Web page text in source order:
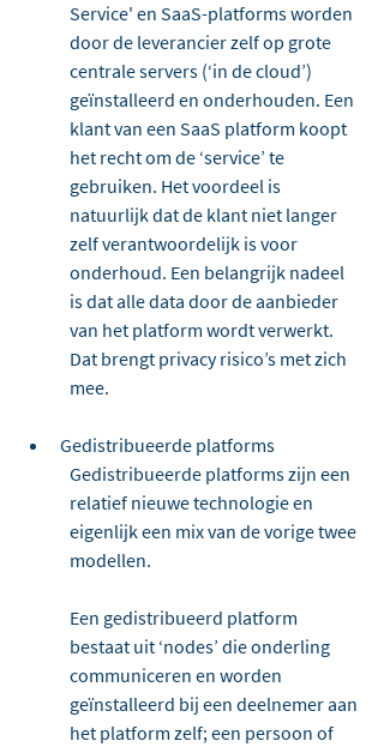
Service' en SaaS-platforms worden
door de leverancier zelf op grote
centrale servers (‘in de cloud’)
geïnstalleerd en onderhouden. Een
klant van een SaaS platform koopt
het recht om de ‘service’ te
gebruiken. Het voordeel is
natuurlijk dat de klant niet langer
zelf verantwoordelijk is voor
onderhoud. Een belangrijk nadeel
is dat alle data door de aanbieder
van het platform wordt verwerkt.
Dat brengt privacy risico’s met zich
mee.
Gedistribueerde platforms
Gedistribueerde platforms zijn een
relatief nieuwe technologie en
eigenlijk een mix van de vorige twee
modellen.
Een gedistribueerd platform
bestaat uit ‘nodes’ die onderling
communiceren en worden
geïnstalleerd bij een deelnemer aan
het platform zelf; een persoon of